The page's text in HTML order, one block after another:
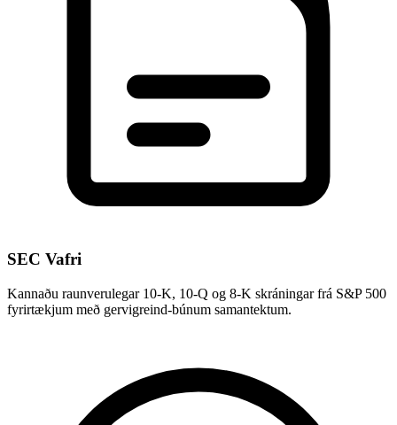
SEC Vafri
Kannaðu raunverulegar 10-K, 10-Q og 8-K skráningar frá S&P 500
fyrirtækjum með gervigreind-búnum samantektum.